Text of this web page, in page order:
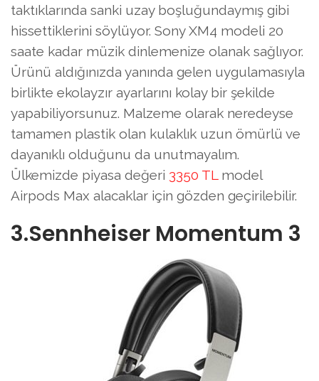
taktıklarında sanki uzay boşluğundaymış gibi
hissettiklerini söylüyor. Sony XM4 modeli 20
saate kadar müzik dinlemenize olanak sağlıyor.
Ürünü aldığınızda yanında gelen uygulamasıyla
birlikte ekolayzır ayarlarını kolay bir şekilde
yapabiliyorsunuz. Malzeme olarak neredeyse
tamamen plastik olan kulaklık uzun ömürlü ve
dayanıklı olduğunu da unutmayalım.
Ülkemizde piyasa değeri 3350 TLmodel
Airpods Max alacaklar için gözden geçirilebilir.
3.Sennheiser Momentum 3